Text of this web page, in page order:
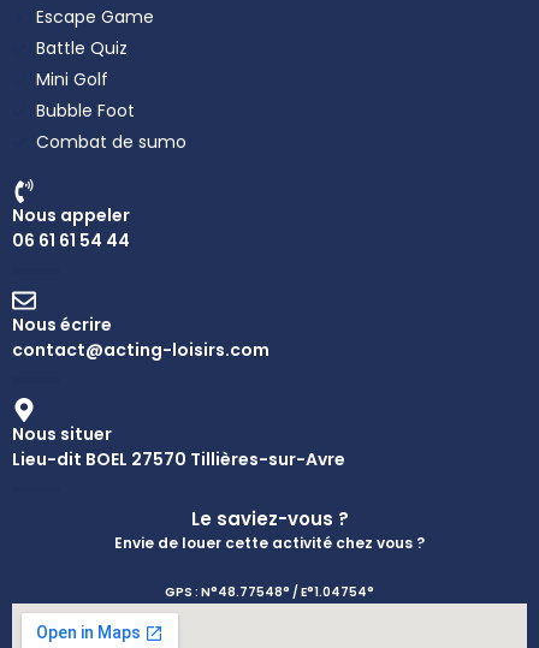
Escape Game
Battle Quiz
Mini Golf
Bubble Foot
Combat de sumo
Nous appeler
06 61 61 54 44
Nous écrire
contact@acting-loisirs.com
Nous situer
Lieu-dit BOEL 27570 Tillières-sur-Avre
Le saviez-vous ?
Envie de louer cette activité chez vous ?
GPS : N°48.77548° / E°1.04754°